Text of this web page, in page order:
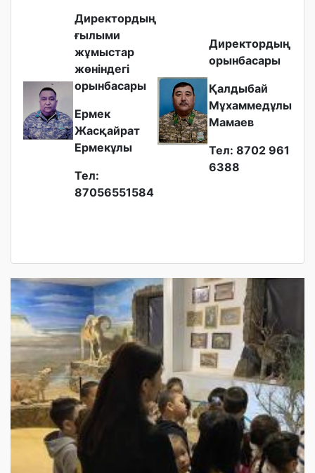
Директордың
ғылыми
жұмыстар
жөніндегі
орынбасары
Ермек
Жасқайрат
Ермекұлы
Тел:
87056551584
Директордың
орынбасары
Қалдыбай
Мұхаммедұлы
Мамаев
Тел: 8702 961
6388